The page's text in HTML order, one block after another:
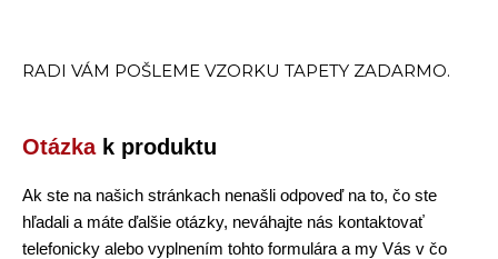
RADI VÁM POŠLEME VZORKU TAPETY ZADARMO.
Otázkak produktu
Ak ste na našich stránkach nenašli odpoveď na to, čo ste
hľadali a máte ďalšie otázky, neváhajte nás kontaktovať
telefonicky alebo vyplnením tohto formulára a my Vás v čo